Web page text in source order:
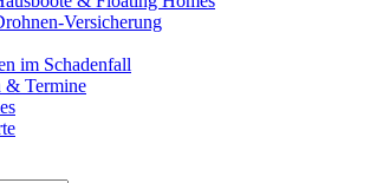
Versicherung
im Schadenfall
& Termine